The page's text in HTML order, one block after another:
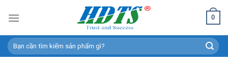
0
Search
for: